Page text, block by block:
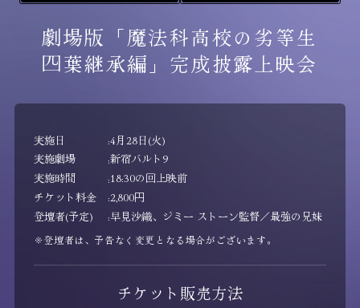
劇場版「魔法科高校の劣等生
四葉継承編」 完成披露上映会
実施日
4月28日(火)
実施劇場
新宿バルト9
実施時間
18:30の回上映前
チケット料金
2,800円
登壇者(予定)
早見沙織、ジミー ストーン監督／最強の兄妹
※登壇者は、予告なく変更となる場合がございます。
チケット販売方法